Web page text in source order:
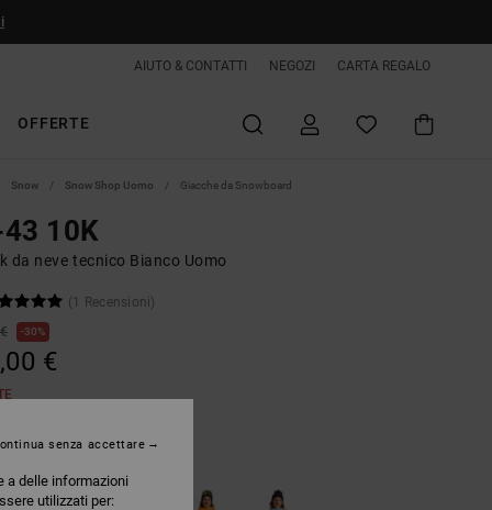
AIUTO & CONTATTI NEGOZI CARTA REGALO
OFFERTE
Snow Snow Shop Uomo Giacche da Snowboard
43 10K
da neve tecnico Bianco Uomo
(1 Recensioni)
30%
€
a delle informazioni
utilizzati per:
senza accettare